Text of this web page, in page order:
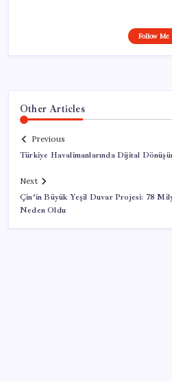
Follow Me
Other Articles
Previous
Türkiye Havalimanlarında Dijital
Next
Çin’in Büyük Yeşil Duvar Projesi: 78
Neden Oldu